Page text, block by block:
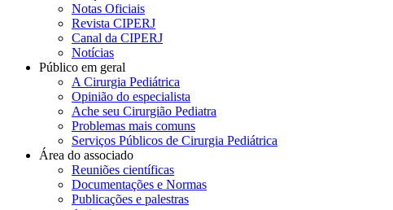
Notas Oficiais
Revista CIPERJ
Canal da CIPERJ
Notícias
Público em geral
A Cirurgia Pediátrica
Opinião do especialista
Ache seu Cirurgião Pediatra
Problemas mais comuns
Serviços Públicos de Cirurgia Pediátrica
Área do associado
Reuniões científicas
Documentações e Normas
Publicações e palestras